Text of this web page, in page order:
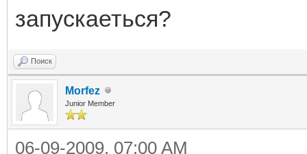
запускаеться?
Поиск
Morfez
Junior Member
06-09-2009, 07:00 AM